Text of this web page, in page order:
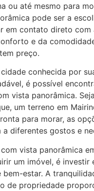
ou até mesmo para
pode ser a
em contato direto com
e da
preço.
conhecida por
é possível
vista panorâmica.
um terreno em
para morar, as
a diferentes gostos e
vista panorâmica
um imóvel, é investir
estar. A
de propriedade